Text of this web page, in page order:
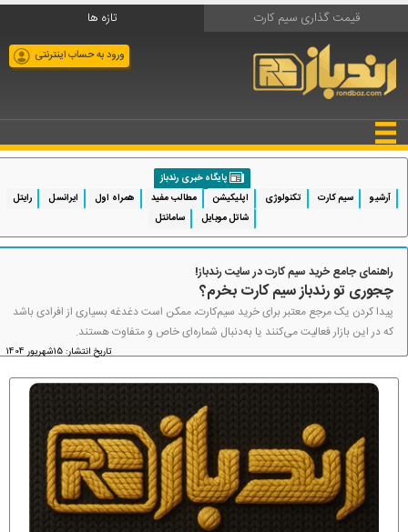
قیمت گذاری سیم کارت تازه ها
ورود به حساب اینترنتی
پایگاه خبری رندباز
آرشیو
سیم کارت تکنولوژی اپلیکیشن مطالب مفید همراه اول ایرانسل
رایتل
شاتل موبایل
سامانتل
راهنمای جامع خرید سیم کارت در سایت رندباز!
چجوری تو رندباز سیم کارت بخرم؟
پیدا کردن یک مرجع معتبر برای خرید سیم‌کارت‌، ممکن است دغدغه بسیاری از افرادی باشد
که در این بازار فعالیت می‌کنند یا به‌دنبال شماره‌ای خاص و متفاوت هستند.
تاریخ انتشار: 15شهریور 1404